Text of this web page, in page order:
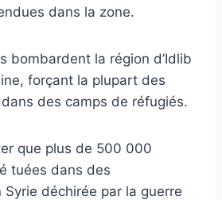
dans la zone.
bombardent la région d’Idlib
forçant la plupart des
des camps de réfugiés.
que plus de 500 000
tuées dans des
déchirée par la guerre